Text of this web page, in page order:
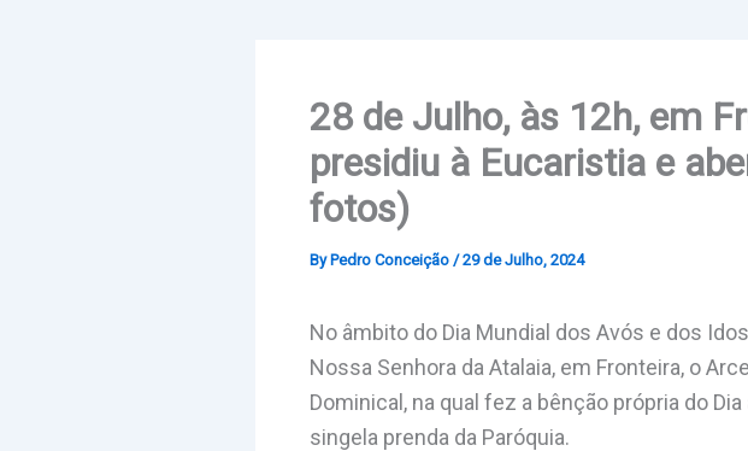
28 de Julho, às 12h, em
presidiu à Eucaristia e
fotos)
By Pedro Conceição /29 de Julho, 2024
No âmbito do Dia Mundial dos Avós e dos
Nossa Senhora da Atalaia, em Fronteira, o
Dominical, na qual fez a bênção própria do
singela prenda da Paróquia.